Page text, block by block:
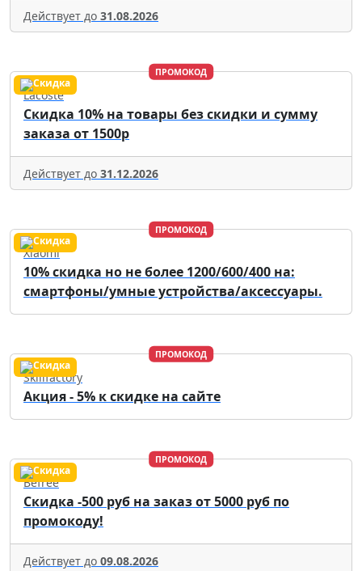
Действует до 31.08.2026
ПРОМОКОД
Lacoste
Скидка 10% на товары без скидки и сумму
заказа от 1500р
Действует до 31.12.2026
ПРОМОКОД
Xiaomi
10% скидка но не более 1200/600/400 на:
смартфоны/умные устройства/аксессуары.
ПРОМОКОД
Skillfactory
Акция - 5% к скидке на сайте
ПРОМОКОД
Befree
Скидка -500 руб на заказ от 5000 руб по
промокоду!
Действует до 09.08.2026